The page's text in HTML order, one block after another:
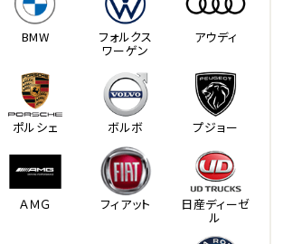
BMW フォルクス
ワーゲン
アウディ
ポルシェ ボルボ プジョー
ＡＭＧ フィアット 日産ディーゼ
ル